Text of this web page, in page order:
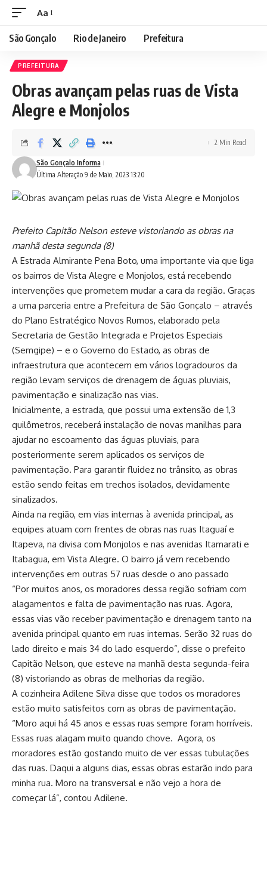
Aa
São Gonçalo Rio de Janeiro Prefeitura
PREFEITURA
Obras avançam pelas ruas de Vista
Alegre e Monjolos
Última Alteração 9 de Maio, 2023 13:20
São Gonçalo Informa
2 Min Read
Prefeito Capitão Nelson esteve vistoriando as obras na
manhã desta segunda (8)
A Estrada Almirante Pena Boto, uma importante via que liga
os bairros de Vista Alegre e Monjolos, está recebendo
intervenções que prometem mudar a cara da região. Graças
a uma parceria entre a Prefeitura de São Gonçalo – através
do Plano Estratégico Novos Rumos, elaborado pela
Secretaria de Gestão Integrada e Projetos Especiais
(Semgipe) – e o Governo do Estado, as obras de
infraestrutura que acontecem em vários logradouros da
região levam serviços de drenagem de águas pluviais,
pavimentação e sinalização nas vias.
Inicialmente, a estrada, que possui uma extensão de 1,3
quilômetros, receberá instalação de novas manilhas para
ajudar no escoamento das águas pluviais, para
posteriormente serem aplicados os serviços de
pavimentação. Para garantir fluidez no trânsito, as obras
estão sendo feitas em trechos isolados, devidamente
sinalizados.
Ainda na região, em vias internas à avenida principal, as
equipes atuam com frentes de obras nas ruas Itaguaí e
Itapeva, na divisa com Monjolos e nas avenidas Itamarati e
Itabagua, em Vista Alegre. O bairro já vem recebendo
intervenções em outras 57 ruas desde o ano passado
“Por muitos anos, os moradores dessa região sofriam com
alagamentos e falta de pavimentação nas ruas. Agora,
essas vias vão receber pavimentação e drenagem tanto na
avenida principal quanto em ruas internas. Serão 32 ruas do
lado direito e mais 34 do lado esquerdo”, disse o prefeito
Capitão Nelson, que esteve na manhã desta segunda-feira
(8) vistoriando as obras de melhorias da região.
A cozinheira Adilene Silva disse que todos os moradores
estão muito satisfeitos com as obras de pavimentação.
“Moro aqui há 45 anos e essas ruas sempre foram horríveis.
Essas ruas alagam muito quando chove. Agora, os
moradores estão gostando muito de ver essas tubulações
das ruas. Daqui a alguns dias, essas obras estarão indo para
minha rua. Moro na transversal e não vejo a hora de
começar lá”, contou Adilene.